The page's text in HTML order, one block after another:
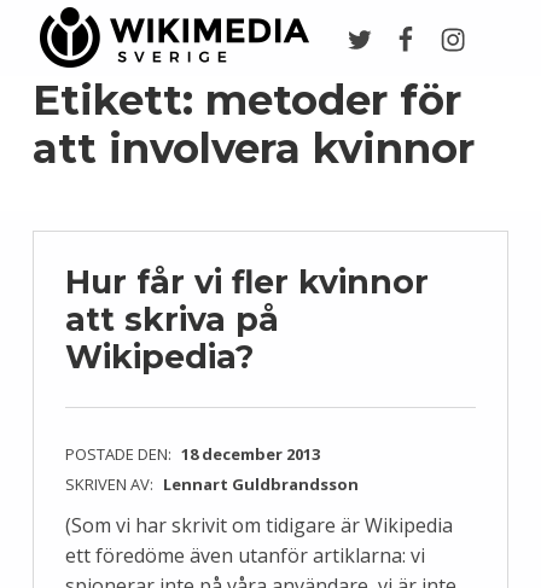
Etikett: metoder för
att involvera kvinnor
Hur får vi fler kvinnor
att skriva på
Wikipedia?
POSTADE DEN: 18 december 2013
SKRIVEN AV: Lennart Guldbrandsson
(Som vi har skrivit om tidigare är Wikipedia
ett föredöme även utanför artiklarna: vi